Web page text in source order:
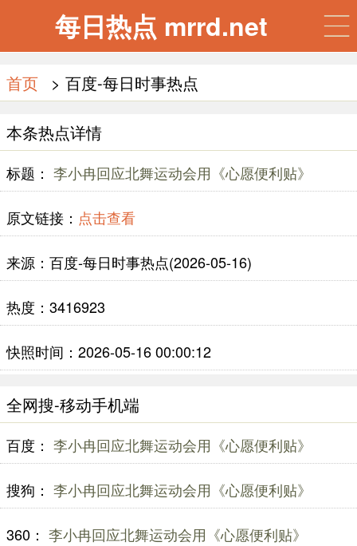
每日热点 mrrd.net
首页 > 百度-每日时事热点
本条热点详情
标题： 李小冉回应北舞运动会用《心愿便利贴》
原文链接： 点击查看
来源：百度-每日时事热点(2026-05-16)
热度：3416923
快照时间：2026-05-16 00:00:12
全网搜-移动手机端
百度： 李小冉回应北舞运动会用《心愿便利贴》
搜狗： 李小冉回应北舞运动会用《心愿便利贴》
360： 李小冉回应北舞运动会用《心愿便利贴》